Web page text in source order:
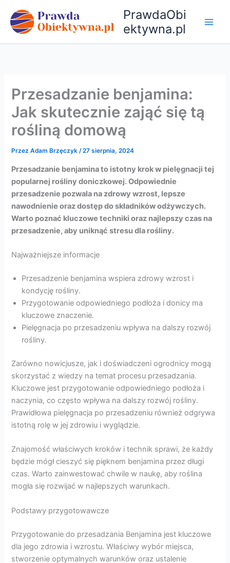
treści
PrawdaObi
ektywna.pl
Przesadzanie benjamina:
Jak skutecznie zająć się tą
rośliną domową
PrzezAdam Brzęczyk/27 sierpnia, 2024
Przesadzanie benjamina to istotny krok w pielęgnacji tej
popularnej rośliny doniczkowej. Odpowiednie
przesadzenie pozwala na zdrowy wzrost, lepsze
nawodnienie oraz dostęp do składników odżywczych.
Warto poznać kluczowe techniki oraz najlepszy czas na
przesadzenie, aby uniknąć stresu dla rośliny.
Najważniejsze informacje
Przesadzenie benjamina wspiera zdrowy wzrost i
kondycję rośliny.
Przygotowanie odpowiedniego podłoża i donicy ma
kluczowe znaczenie.
Pielęgnacja po przesadzeniu wpływa na dalszy rozwój
rośliny.
Zarówno nowicjusze, jak i doświadczeni ogrodnicy mogą
skorzystać z wiedzy na temat procesu przesadzania.
Kluczowe jest przygotowanie odpowiedniego podłoża i
naczynia, co często wpływa na dalszy rozwój rośliny.
Prawidłowa pielęgnacja po przesadzeniu również odgrywa
istotną rolę w jej zdrowiu i wyglądzie.
Znajomość właściwych kroków i technik sprawi, że każdy
będzie mógł cieszyć się pięknem benjamina przez długi
czas. Warto zainwestować chwile w naukę, aby roślina
mogła się rozwijać w najlepszych warunkach.
Podstawy przygotowawcze
Przygotowanie do przesadzania Benjamina jest kluczowe
dla jego zdrowia i wzrostu. Właściwy wybór miejsca,
stworzenie optymalnych warunków oraz ustalenie